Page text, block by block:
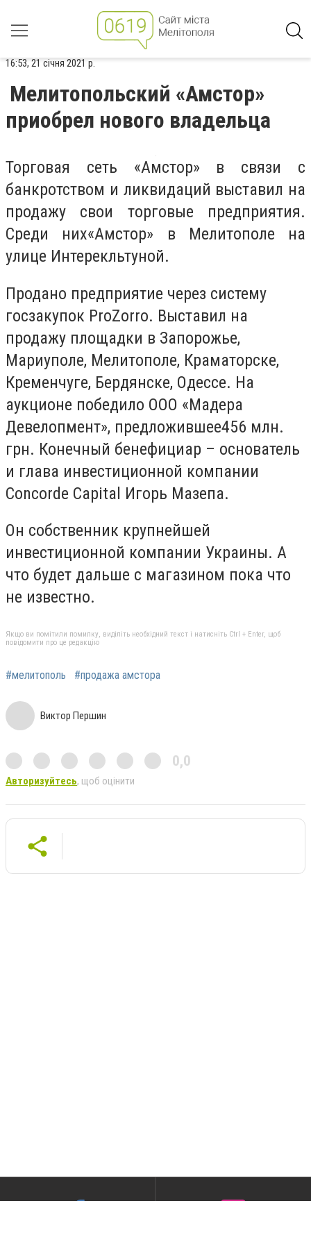
16:53, 21 січня 2021 р.
Мелитопольский «Амстор»
приобрел нового владельца
Торговая сеть «Амстор» в связи с
банкротством и ликвидаций выставил на
продажу свои торговые предприятия.
Среди них«Амстор» в Мелитополе на
улице Интерекльтуной.
Продано предприятие через систему
госзакупок ProZorro. Выставил на
продажу площадки в Запорожье,
Мариуполе, Мелитополе, Краматорске,
Кременчуге, Бердянске, Одессе. На
аукционе победило ООО «Мадера
Девелопмент», предложившее456 млн.
грн. Конечный бенефициар – основатель
и глава инвестиционной компании
Concorde Capital Игорь Мазепа.
Он собственник крупнейшей
инвестиционной компании Украины. А
что будет дальше с магазином пока что
не известно.
Якщо ви помітили помилку, виділіть необхідний текст і натисніть Ctrl + Enter, щоб
повідомити про це редакцію
#мелитополь #продажа амстора
Виктор Першин
0,0
Авторизуйтесь, щоб оцінити